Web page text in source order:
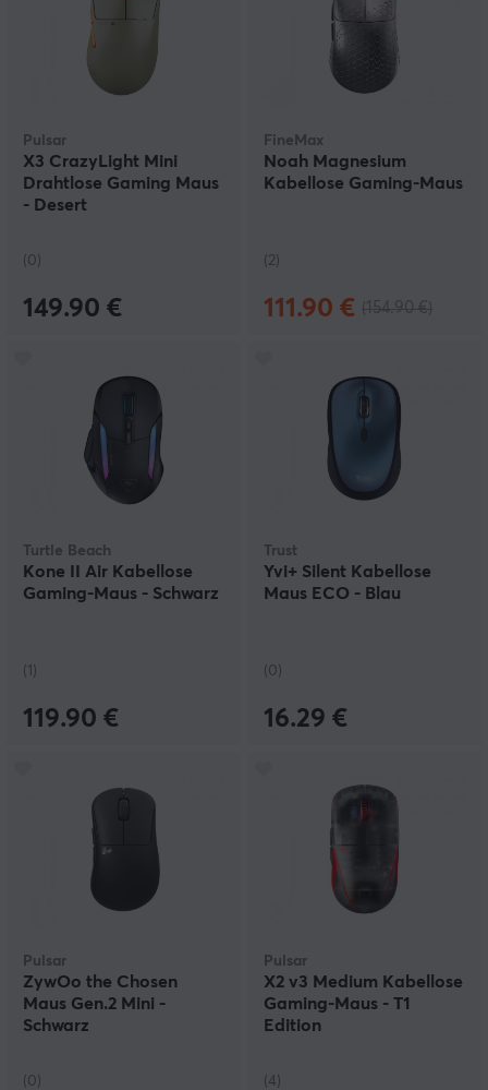
Pulsar
X3 CrazyLight Mini
Drahtlose Gaming Maus
- Desert
(0)
149.90 €
FineMax
Noah Magnesium
Kabellose Gaming-Maus
(2)
111.90 €
Turtle Beach
Kone II Air Kabellose
Gaming-Maus - Schwarz
(1)
119.90 €
Trust
Yvi+ Silent Kabellose
Maus ECO - Blau
(0)
16.29 €
Pulsar
ZywOo the Chosen
Maus Gen.2 Mini -
Schwarz
(0)
Pulsar
X2 v3 Medium Kabellose
Gaming-Maus - T1
Edition
(4)